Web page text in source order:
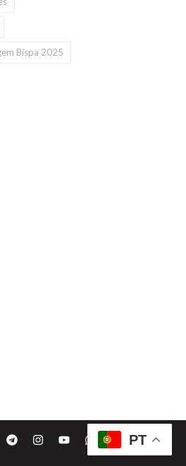
Bispa 2025
PT